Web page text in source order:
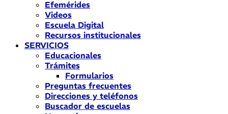
Efemérides
Videos
Escuela Digital
Recursos institucionales
SERVICIOS
Educacionales
Trámites
Formularios
Preguntas frecuentes
Direcciones y teléfonos
Buscador de escuelas